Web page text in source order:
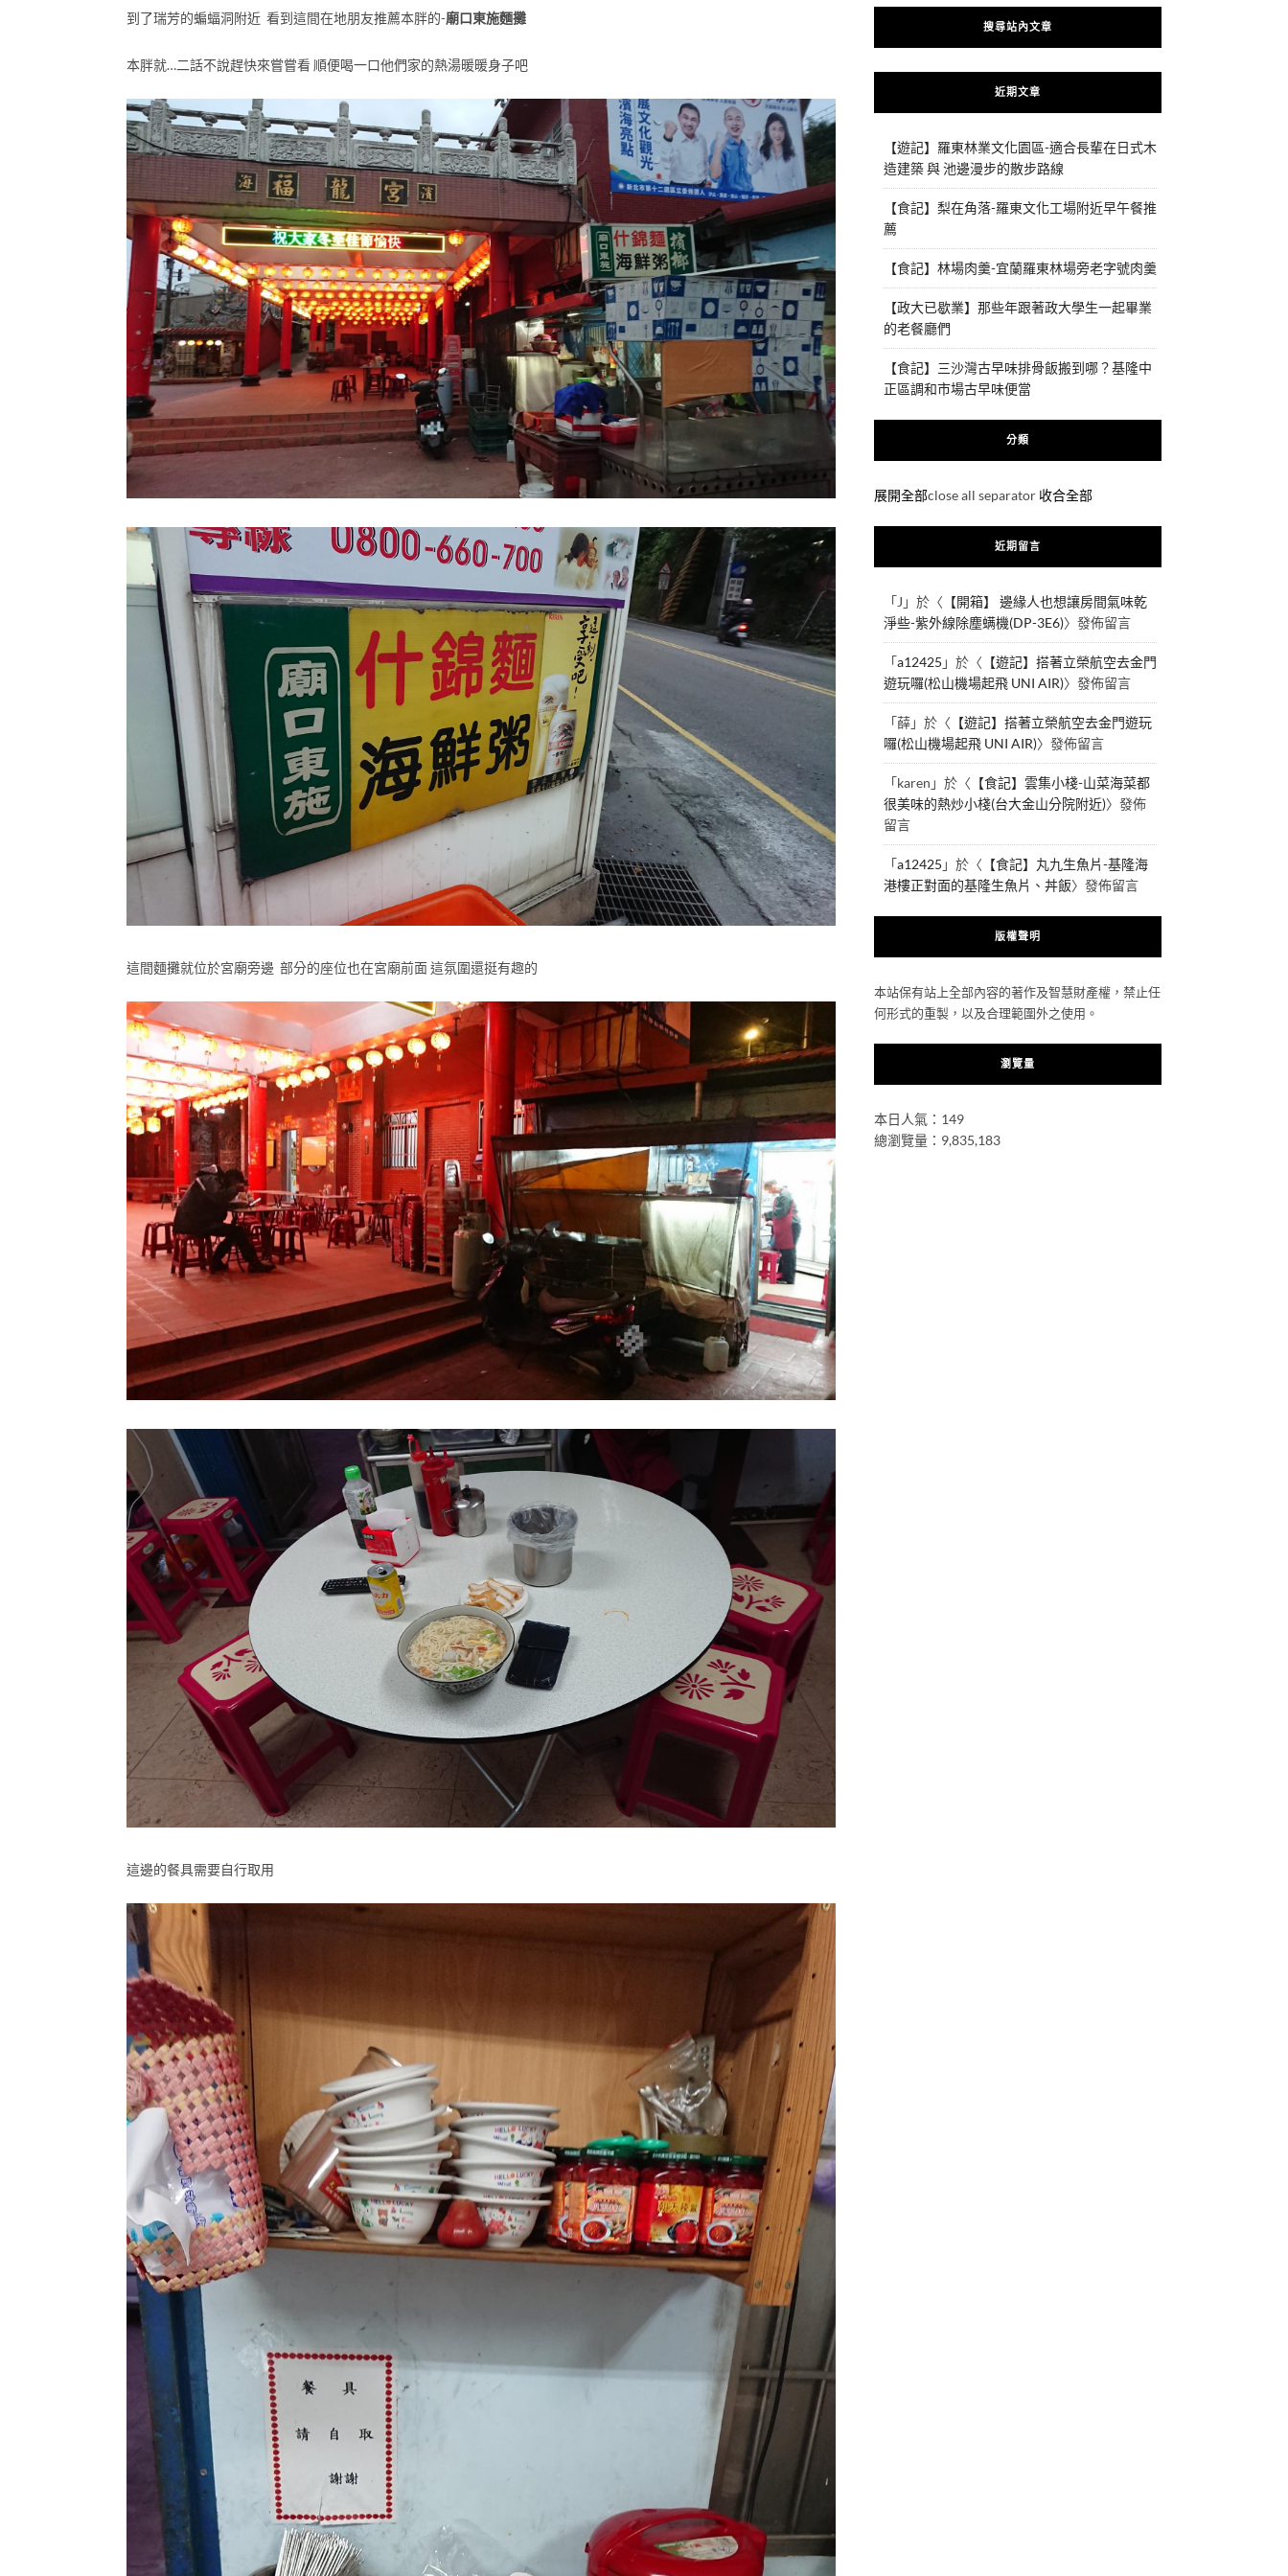
到了瑞芳的蝙蝠洞附近 看到這間在地朋友推薦本胖的-廟口東施麵攤
本胖就…二話不說趕快來嘗嘗看 順便喝一口他們家的熱湯暖暖身子吧
這間麵攤就位於宮廟旁邊 部分的座位也在宮廟前面 這氛圍還挺有趣的
這邊的餐具需要自行取用
搜尋站內文章
近期文章
【遊記】羅東林業文化園區-適合長輩在日式木
造建築 與 池邊漫步的散步路線
【食記】梨在角落-羅東文化工場附近早午餐推
薦
【食記】林場肉羹-宜蘭羅東林場旁老字號肉羹
【政大已歇業】那些年跟著政大學生一起畢業
的老餐廳們
【食記】三沙灣古早味排骨飯搬到哪？基隆中
正區調和市場古早味便當
分類
展開全部close all separator 收合全部
近期留言
「J 」於〈 【開箱】 邊緣人也想讓房間氣味乾
淨些-紫外線除塵螨機(DP-3E6)〉發佈留言
「a12425 」於〈 【遊記】搭著立榮航空去金門
遊玩囉(松山機場起飛 UNI AIR)〉發佈留言
「薛」於〈 【遊記】搭著立榮航空去金門遊玩
囉(松山機場起飛 UNI AIR)〉發佈留言
「karen 」於〈 【食記】雲集小棧-山菜海菜都
很美味的熱炒小棧(台大金山分院附近)〉發佈
留言
「a12425 」於〈 【食記】丸九生魚片-基隆海
港樓正對面的基隆生魚片、丼飯〉發佈留言
版權聲明
本站保有站上全部內容的著作及智慧財產權，禁止任
何形式的重製，以及合理範圍外之使用。
瀏覽量
本日人氣：149
總瀏覽量：9,835,183